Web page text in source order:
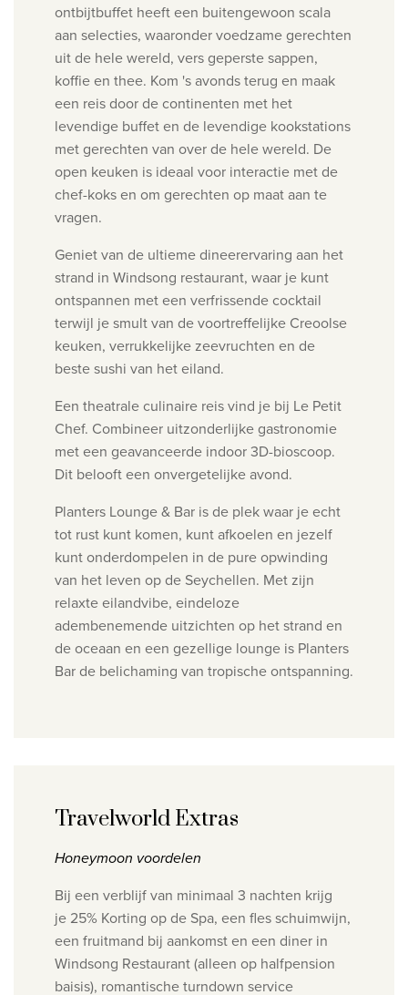
ontbijtbuffet heeft een buitengewoon scala
aan selecties, waaronder voedzame gerechten
uit de hele wereld, vers geperste sappen,
koffie en thee. Kom 's avonds terug en maak
een reis door de continenten met het
levendige buffet en de levendige kookstations
met gerechten van over de hele wereld. De
open keuken is ideaal voor interactie met de
chef-koks en om gerechten op maat aan te
vragen.
Geniet van de ultieme dineerervaring aan het
strand in Windsong restaurant, waar je kunt
ontspannen met een verfrissende cocktail
terwijl je smult van de voortreffelijke Creoolse
keuken, verrukkelijke zeevruchten en de
beste sushi van het eiland.
Een theatrale culinaire reis vind je bij Le Petit
Chef. Combineer uitzonderlijke gastronomie
met een geavanceerde indoor 3D-bioscoop.
Dit belooft een onvergetelijke avond.
Planters Lounge & Bar is de plek waar je echt
tot rust kunt komen, kunt afkoelen en jezelf
kunt onderdompelen in de pure opwinding
van het leven op de Seychellen. Met zijn
relaxte eilandvibe, eindeloze
adembenemende uitzichten op het strand en
de oceaan en een gezellige lounge is Planters
Bar de belichaming van tropische ontspanning.
Travelworld Extras
Honeymoon voordelen
Bij een verblijf van minimaal 3 nachten krijg
je 25% Korting op de Spa, een fles schuimwijn,
een fruitmand bij aankomst en een diner in
Windsong Restaurant (alleen op halfpension
baisis), romantische turndown service